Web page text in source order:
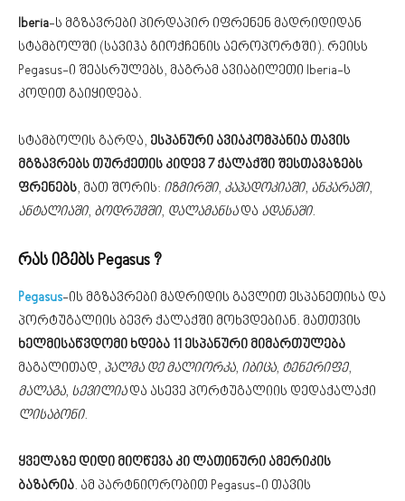
Iberia-ს მგზავრები პირდაპირ იფრენენ მადრიდიდან
სტამბოლში (სავიჰა გიოქჩენის აეროპორტში). რეისს
Pegasus-ი შეასრულებს, მაგრამ ავიაბილეთი Iberia-ს
კოდით გაიყიდება.
სტამბოლის გარდა, ესპანური ავიაკომპანია თავის
მგზავრებს თურქეთის კიდევ 7 ქალაქში შესთავაზებს
ფრენებს, მათ შორის: იზმირში, კაპადოკიაში, ანკარაში,
ანტალიაში, ბოდრუმში, დალამანსადა ადანაში.
რას იგებს Pegasus ?
Pegasus-ის მგზავრები მადრიდის გავლით ესპანეთისა და
პორტუგალიის ბევრ ქალაქში მოხვდებიან. მათთვის
ხელმისაწვდომი ხდება 11 ესპანური მიმართულება
მაგალითად, პალმა დე მალიორკა, იბიცა, ტენერიფე,
მალაგა, სევილიადა ასევე პორტუგალიის დედაქალაქი
ლისაბონი.
ყველაზე დიდი მიღწევა კი ლათინური ამერიკის
ბაზარია. ამ პარტნიორობით Pegasus-ი თავის